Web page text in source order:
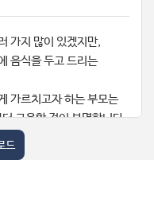
가지 많이 있겠지만,
음식을 두고 드리는
가르치고자 하는 부모는
교육할 것이 분명합니다.
자라면 다른 감사는 혹
기도만큼은 꼬박꼬박 하고
드